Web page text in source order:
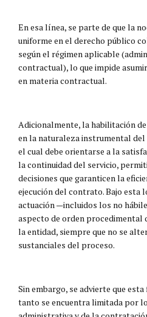
En esa línea, se parte de que la
uniforme en el derecho público
según el régimen aplicable
contractual), lo que impide
en materia contractual.
Adicionalmente, la habilitación
en la naturaleza instrumental
el cual debe orientarse a la
la continuidad del servicio,
decisiones que garanticen la
ejecución del contrato. Bajo esta
actuación —incluidos los no
aspecto de orden procedimental
la entidad, siempre que no se
sustanciales del proceso.
Sin embargo, se advierte que
tanto se encuentra limitada por